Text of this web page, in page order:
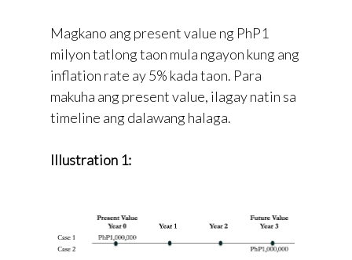
Magkano ang present value ng PhP1
milyon tatlong taon mula ngayon kung ang
inflation rate ay 5% kada taon. Para
makuha ang present value, ilagay natin sa
timeline ang dalawang halaga.
Illustration 1: